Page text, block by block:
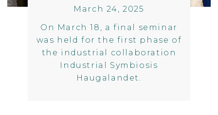
March 24, 2025
On March 18, a final seminar
was held for the first phase of
the industrial collaboration
Industrial Symbiosis
Haugalandet.